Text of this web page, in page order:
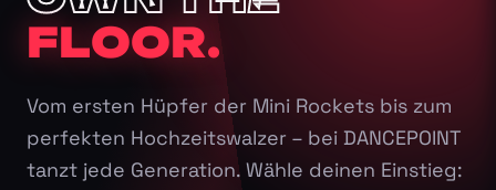
FLOOR.
Vom ersten Hüpfer der Mini Rockets bis zum
perfekten Hochzeitswalzer – bei DANCEPOINT
tanzt jede Generation. Wähle deinen Einstieg: